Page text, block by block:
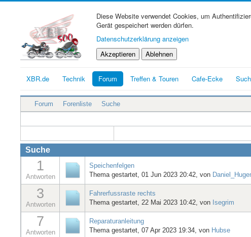
Diese Website verwendet Cookies, um
Gerät gespeichert werden dürfen.
Datenschutzerklärung anzeigen
Akzeptieren
Ablehnen
XBR.de Technik Forum Treffen & Touren Cafe-Ecke
Forum Forenliste Suche
Suche
1
Antworten
Speichenfelgen
Thema gestartet, 01 Jun 2023 20:42, von
3
Antworten
Fahrerfussraste rechts
Thema gestartet, 22 Mai 2023 10:42, von Isegrim
7
Antworten
Reparaturanleitung
Thema gestartet, 07 Apr 2023 19:34, von Hubse